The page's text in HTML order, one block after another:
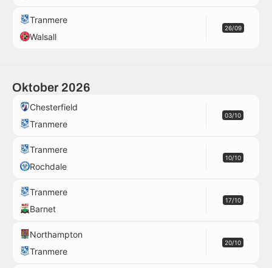
Tranmere
Walsall
26/09
Oktober 2026
Chesterfield
Tranmere
03/10
Tranmere
Rochdale
10/10
Tranmere
Barnet
17/10
Northampton
Tranmere
20/10